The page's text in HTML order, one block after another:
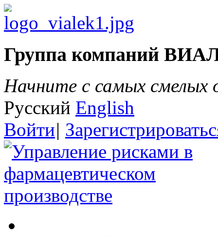
Группа компаний
Начните с самых
Русский English
Войти|